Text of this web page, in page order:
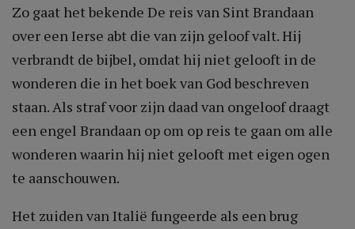
Zo gaat het bekende De reis van Sint Brandaan
over een Ierse abt die van zijn geloof valt. Hij
verbrandt de bijbel, omdat hij niet gelooft in de
wonderen die in het boek van God beschreven
staan. Als straf voor zijn daad van ongeloof draagt
een engel Brandaan op om op reis te gaan om alle
wonderen waarin hij niet gelooft met eigen ogen
te aanschouwen.
Het zuiden van Italië fungeerde als een brug